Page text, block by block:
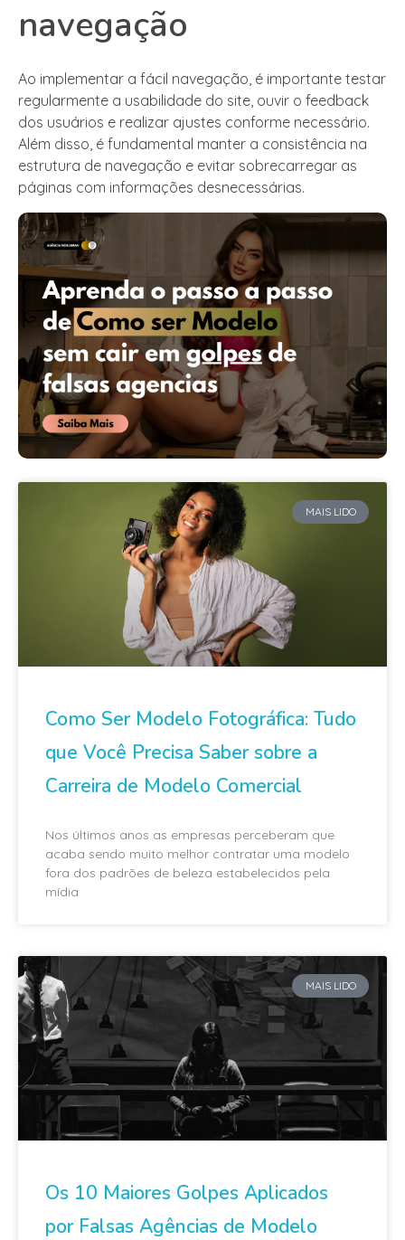
navegação
Ao implementar a fácil navegação, é importante testar
regularmente a usabilidade do site, ouvir o feedback
dos usuários e realizar ajustes conforme necessário.
Além disso, é fundamental manter a consistência na
estrutura de navegação e evitar sobrecarregar as
páginas com informações desnecessárias.
MAIS LIDO
Como Ser Modelo Fotográfica: Tudo
que Você Precisa Saber sobre a
Carreira de Modelo Comercial
Nos últimos anos as empresas perceberam que
acaba sendo muito melhor contratar uma modelo
fora dos padrões de beleza estabelecidos pela
mídia
MAIS LIDO
Os 10 Maiores Golpes Aplicados
por Falsas Agências de Modelo